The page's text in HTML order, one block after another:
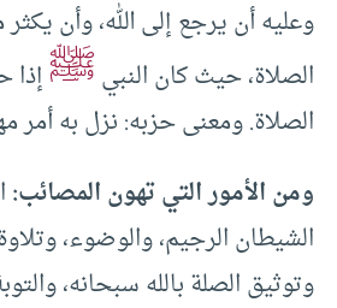
وعليه أن يرجع إلى الله، وأن
الصلاة، حيث كان النبيﷺإذا
الصلاة. ومعنى حزبه: نزل به أمر
ومن الأمور التي تهون المصائب:
الشيطان الرجيم، والوضوء،
وتوثيق الصلة بالله سبحانه،